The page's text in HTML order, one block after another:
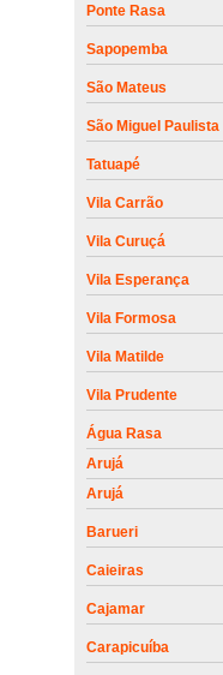
Ponte Rasa
Sapopemba
São Mateus
São Miguel Paulista
Tatuapé
Vila Carrão
Vila Curuçá
Vila Esperança
Vila Formosa
Vila Matilde
Vila Prudente
Água Rasa
Arujá
Arujá
Barueri
Caieiras
Cajamar
Carapicuíba